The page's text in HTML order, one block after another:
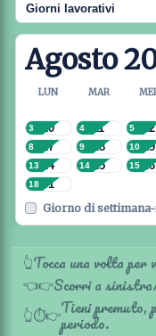
Agosto
LUN MAR
10
3 11
4 12
5
17
8 18
9 19
10
24
13 25
14 26
15
31
18
Giorno di
👆Tocca una volta
👈👉Scorri a
👆⏱️👉Tieni premuto,
periodo.